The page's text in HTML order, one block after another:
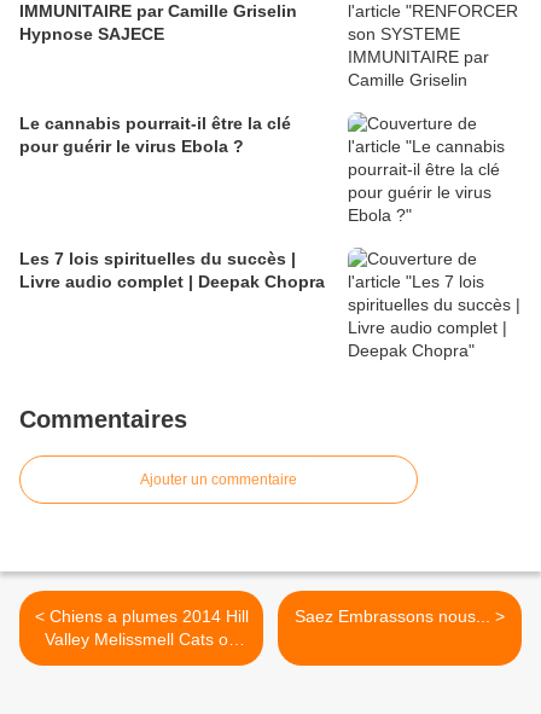
IMMUNITAIRE par Camille Griselin
Hypnose SAJECE
Le cannabis pourrait-il être la clé
pour guérir le virus Ebola ?
Les 7 lois spirituelles du succès |
Livre audio complet | Deepak Chopra
Commentaires
Ajouter un commentaire
< Chiens a plumes 2014 Hill
Valley Melissmell Cats on
Tree
Saez Embrassons nous... >